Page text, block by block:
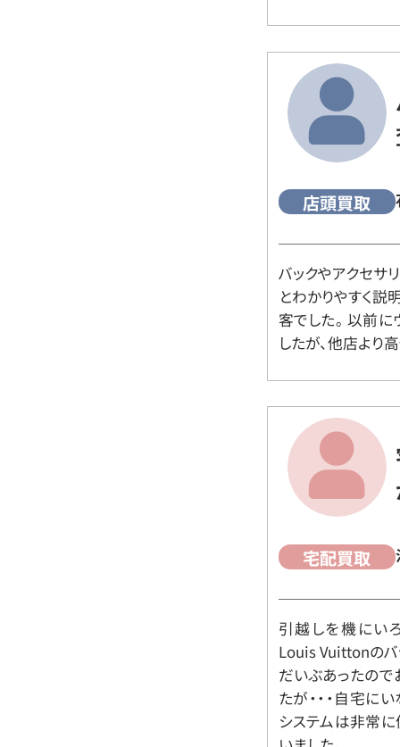
店頭買取
バックやアクセサ
とわかりやすく説
客でした。 以前
したが、他店より
宅配買取
引越しを機にい
Louis Vuittonのバ
だいぶあったので
たが・・・自宅に
システムは非常に